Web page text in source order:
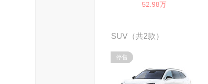
52.98万
SUV（共2款）
停售